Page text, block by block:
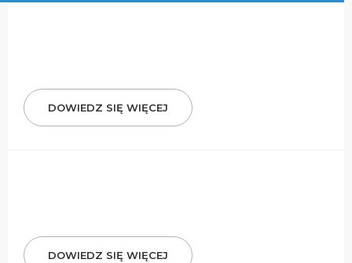
DOWIEDZ SIĘ WIĘCEJ
DOWIEDZ SIĘ WIĘCEJ